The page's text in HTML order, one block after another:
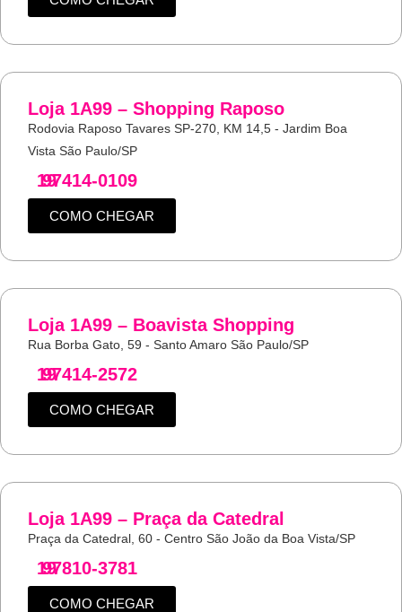
Loja 1A99 – Shopping Raposo
Rodovia Raposo Tavares SP-270, KM 14,5 - Jardim Boa
Vista São Paulo/SP
19
97414-0109
COMO CHEGAR
Loja 1A99 – Boavista Shopping
Rua Borba Gato, 59 - Santo Amaro São Paulo/SP
19
97414-2572
COMO CHEGAR
Loja 1A99 – Praça da Catedral
Praça da Catedral, 60 - Centro São João da Boa Vista/SP
19
97810-3781
COMO CHEGAR